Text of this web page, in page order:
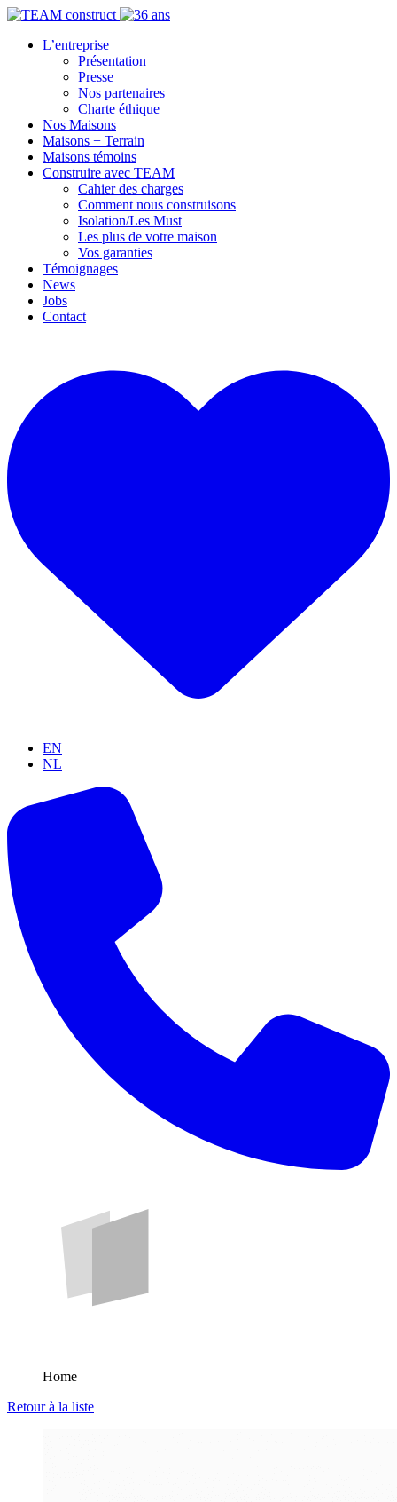
L’entreprise
Présentation
Presse
Nos partenaires
Charte éthique
Nos Maisons
Maisons + Terrain
Maisons témoins
Construire avec TEAM
Cahier des charges
Comment nous construisons
Isolation/Les Must
Les plus de votre maison
Vos garanties
Témoignages
News
Jobs
Contact
EN
NL
Home
Retour à la liste